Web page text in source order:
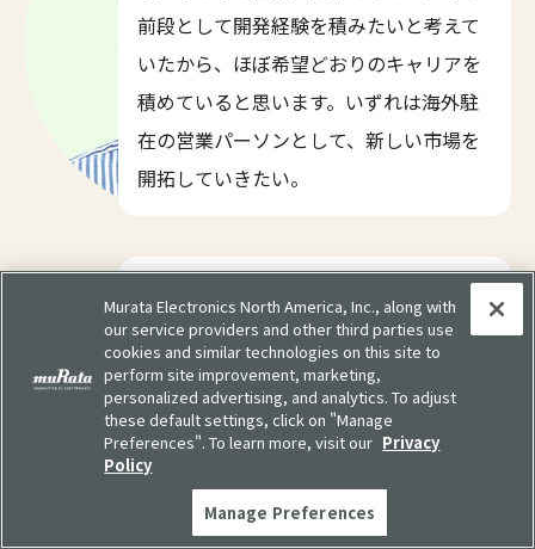
前段として開発経験を積みたいと考えて
いたから、ほぼ希望どおりのキャリアを
積めていると思います。いずれは海外駐
在の営業パーソンとして、新しい市場を
開拓していきたい。
負野さん
私も入社したときからずっと、海外には
興味がありますね。ムラタは現場主義だ
から、どんな仕事をするにしても現場を
知っていきたい。中国やASEANの生産拠
点で、引き続き物流の仕事ができたらな
と思います。
Murata Electronics North America, Inc., along with
our service providers and other third parties use
cookies and similar technologies on this site to
perform site improvement, marketing,
personalized advertising, and analytics. To adjust
these default settings, click on "Manage
Preferences". To learn more, visit our Privacy
Policy
Manage Preferences